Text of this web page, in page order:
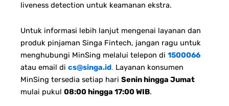
liveness detection untuk keamanan ekstra.
Untuk informasi lebih lanjut mengenai layanan dan
produk pinjaman Singa Fintech, jangan ragu untuk
menghubungi MinSing melalui telepon di 1500066
atau email di cs@singa.id. Layanan konsumen
MinSing tersedia setiap hari Senin hingga Jumat
mulai pukul 08:00 hingga 17:00 WIB.